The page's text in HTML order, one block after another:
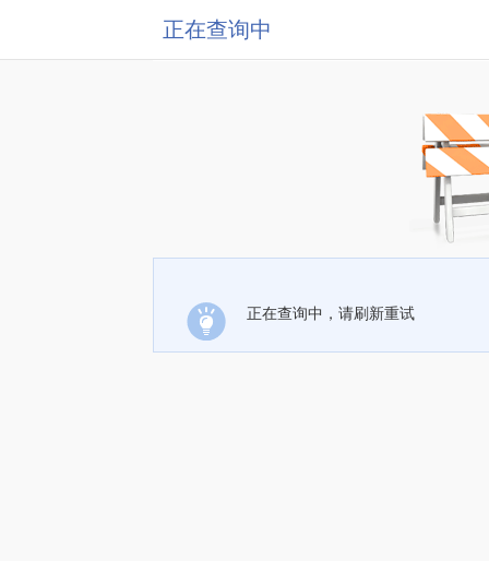
正在查询中
正在查询中，请刷新重试